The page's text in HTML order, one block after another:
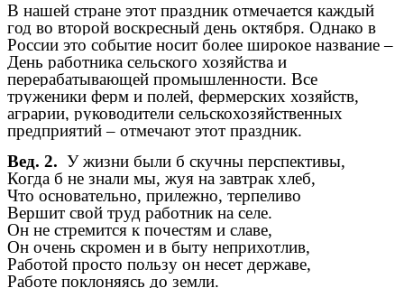
В нашей стране этот праздник отмечается каждый
год во второй воскресный день октября. Однако в
России это событие носит более широкое название –
День работника сельского хозяйства и
перерабатывающей промышленности. Все
труженики ферм и полей, фермерских хозяйств,
аграрии, руководители сельскохозяйственных
предприятий – отмечают этот праздник.
Вед. 2. У жизни были б скучны перспективы,
Когда б не знали мы, жуя на завтрак хлеб,
Что основательно, прилежно, терпеливо
Вершит свой труд работник на селе.
Он не стремится к почестям и славе,
Он очень скромен и в быту неприхотлив,
Работой просто пользу он несет державе,
Работе поклоняясь до земли.